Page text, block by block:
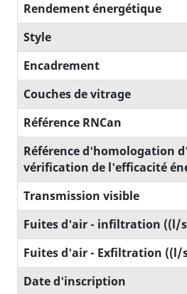
Rendement énergétique
Style
Encadrement
Couches de vitrage
Référence RNCan
Référence d'homologation
vérification de l'efficacité
Transmission visible
Fuites d'air - infiltration ((l/
Fuites d'air - Exfiltration ((l/
Date d'inscription